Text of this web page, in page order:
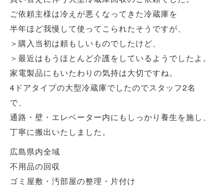
ご依頼主様は冷えが悪くなってきた冷蔵庫を
半年ほど我慢して使ってこられたそうですが、
＞購入当初は頼もしいものでしたけど、
＞最近はもうほとんど介護をしているようでしたよ。
家電製品にもいたわりの気持は大切ですね。
4ドアタイプの大型冷蔵庫でしたのでスタッフ2名
で、
通路・壁・エレベーター内にもしっかり養生を施し、
丁寧に搬出いたしました。
広島県内全域
不用品の回収
ゴミ屋敷・汚部屋の整理・片付け